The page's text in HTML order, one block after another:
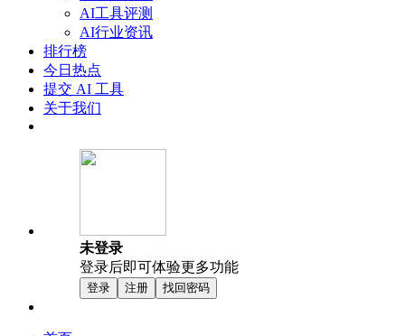
AI工具评测
AI行业资讯
排行榜
今日热点
提交 AI 工具
关于我们
未登录
登录后即可体验更多功能
登录 注册 找回密码